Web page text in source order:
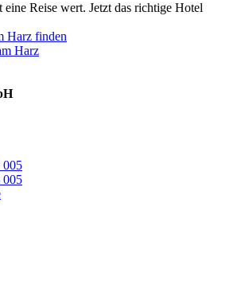
Reise wert. Jetzt das richtige Hotel
Harz finden
Harz
005
005